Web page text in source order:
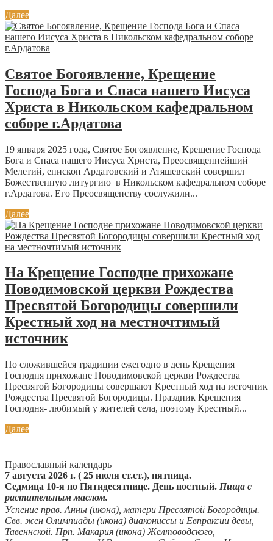
Далее
Святое Богоявление, Крещение
Господа Бога и Спаса нашего Иисуса
Христа в Никольском кафедральном
соборе г.Ардатова
19 января 2025 года, Святое Богоявление, Крещение Господа
Бога и Спаса нашего Иисуса Христа, Преосвященнейший
Мелетий, епископ Ардатовский и Атяшевский совершил
Божественную литургию в Никольском кафедральном соборе
г.Ардатова. Его Преосвященству сослужили...
Далее
На Крещение Господне прихожане
Поводимовской церкви Рождества
Пресвятой Богородицы совершили
Крестный ход на местночтимый
источник
По сложившейся традиции ежегодно в день Крещения
Господня прихожане Поводимовской церкви Рождества
Пресвятой Богородицы совершают Крестный ход на источник
Рождества Пресвятой Богородицы. Праздник Крещения
Господня- любимый у жителей села, поэтому Крестный...
Далее
Православный календарь
7 августа 2026 г. ( 25 июля ст.ст.), пятница.
Седмица 10-я по Пятидесятнице. День постный. Пища с
растительным маслом.
Успение прав. Анны (икона), матери Пресвятой Богородицы.
Свв. жен Олимпиады (икона) диакониссы и Евпраксии девы,
Тавеннской. Прп. Макария (икона) Желтоводского,